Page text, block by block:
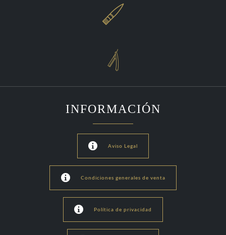


INFORMACIÓN
 Aviso Legal
 Condiciones generales de venta
 Política de privacidad